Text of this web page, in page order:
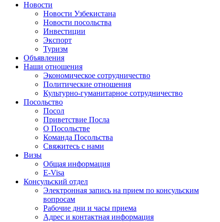
Новости
Новости Узбекистана
Новости посольства
Инвестиции
Экспорт
Туризм
Объявления
Наши отношения
Экономическое сотрудничество
Политические отношения
Культурно-гуманитарное сотрудничество
Посольство
Посол
Приветствие Посла
О Посольстве
Команда Посольства
Свяжитесь с нами
Визы
Общая информация
E-Visa
Консульский отдел
Электронная запись на прием по консульским
вопросам
Рабочие дни и часы приема
Адрес и контактная информация